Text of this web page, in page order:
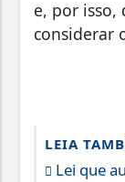
e, por isso,
considerar
LEIA
Lei que